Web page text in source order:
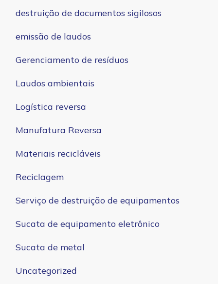
destruição de documentos sigilosos
emissão de laudos
Gerenciamento de resíduos
Laudos ambientais
Logística reversa
Manufatura Reversa
Materiais recicláveis
Reciclagem
Serviço de destruição de equipamentos
Sucata de equipamento eletrônico
Sucata de metal
Uncategorized